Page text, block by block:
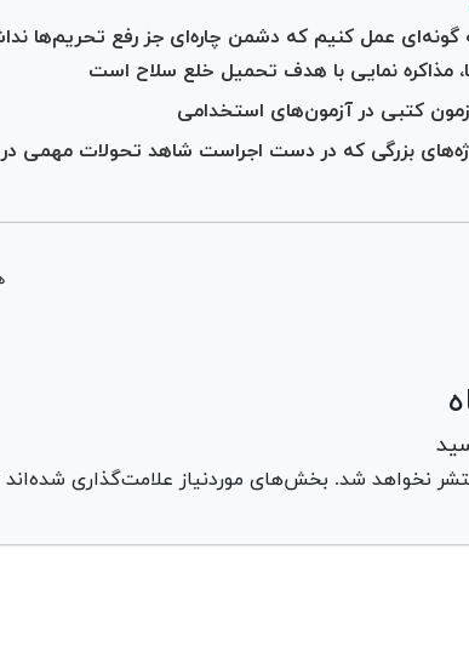
گونه‌ای عمل کنیم که دشمن چاره‌ای جز رفع تحریم‌ها
مذاکره نمایی با هدف تحمیل خلع سلاح است
کتبی در آزمون‌های استخدامی
بزرگی که در دست اجراست شاهد تحولات مهمی در
نخواهد شد. بخش‌های موردنیاز علامت‌گذاری